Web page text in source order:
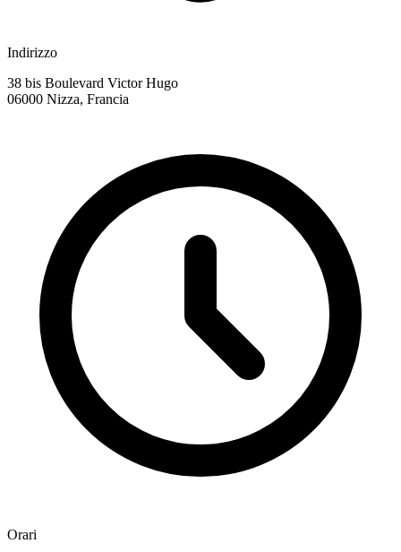
Indirizzo
38 bis Boulevard Victor Hugo
06000 Nizza, Francia
Orari